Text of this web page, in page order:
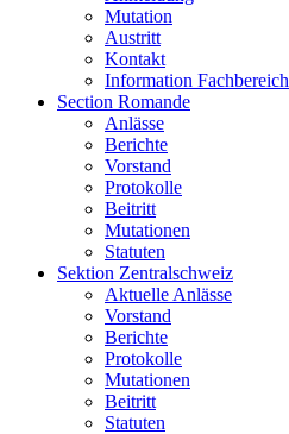
Mutation
Austritt
Kontakt
Information Fachbereich
Section Romande
Anlässe
Berichte
Vorstand
Protokolle
Beitritt
Mutationen
Statuten
Sektion Zentralschweiz
Aktuelle Anlässe
Vorstand
Berichte
Protokolle
Mutationen
Beitritt
Statuten